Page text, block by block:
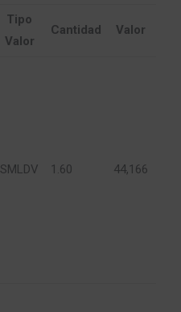
Tipo
Valor
Cantidad Valor
SMLDV 1.60 44,166